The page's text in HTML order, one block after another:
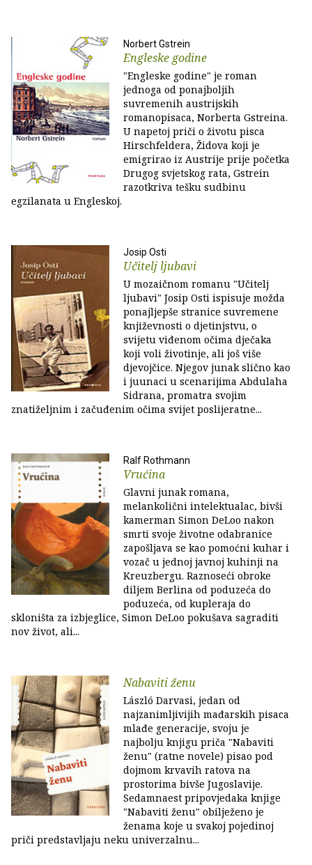
Norbert Gstrein
Engleske godine
"Engleske godine" je roman
jednoga od ponajboljih
suvremenih austrijskih
romanopisaca, Norberta Gstreina.
U napetoj priči o životu pisca
Hirschfeldera, Židova koji je
emigrirao iz Austrije prije početka
Drugog svjetskog rata, Gstrein
razotkriva tešku sudbinu
egzilanata u Engleskoj.
Josip Osti
Učitelj ljubavi
U mozaičnom romanu "Učitelj
ljubavi" Josip Osti ispisuje možda
ponajljepše stranice suvremene
književnosti o djetinjstvu, o
svijetu viđenom očima dječaka
koji voli životinje, ali još više
djevojčice. Njegov junak slično kao
i juunaci u scenarijima Abdulaha
Sidrana, promatra svojim
znatiželjnim i začuđenim očima svijet poslijeratne...
Ralf Rothmann
Vrućina
Glavni junak romana,
melankolični intelektualac, bivši
kamerman Simon DeLoo nakon
smrti svoje životne odabranice
zapošljava se kao pomoćni kuhar i
vozač u jednoj javnoj kuhinji na
Kreuzbergu. Raznoseći obroke
diljem Berlina od poduzeća do
poduzeća, od kupleraja do
skloništa za izbjeglice, Simon DeLoo pokušava sagraditi
nov život, ali...
Nabaviti ženu
László Darvasi, jedan od
najzanimljivijih mađarskih pisaca
mlađe generacije, svoju je
najbolju knjigu priča "Nabaviti
ženu" (ratne novele) pisao pod
dojmom krvavih ratova na
prostorima bivše Jugoslavije.
Sedamnaest pripovjedaka knjige
"Nabaviti ženu" obilježeno je
ženama koje u svakoj pojedinoj
priči predstavljaju neku univerzalnu...